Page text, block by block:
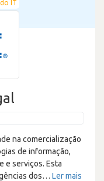
IT
na comercialização
de informação,
e serviços. Esta
dos… Ler mais